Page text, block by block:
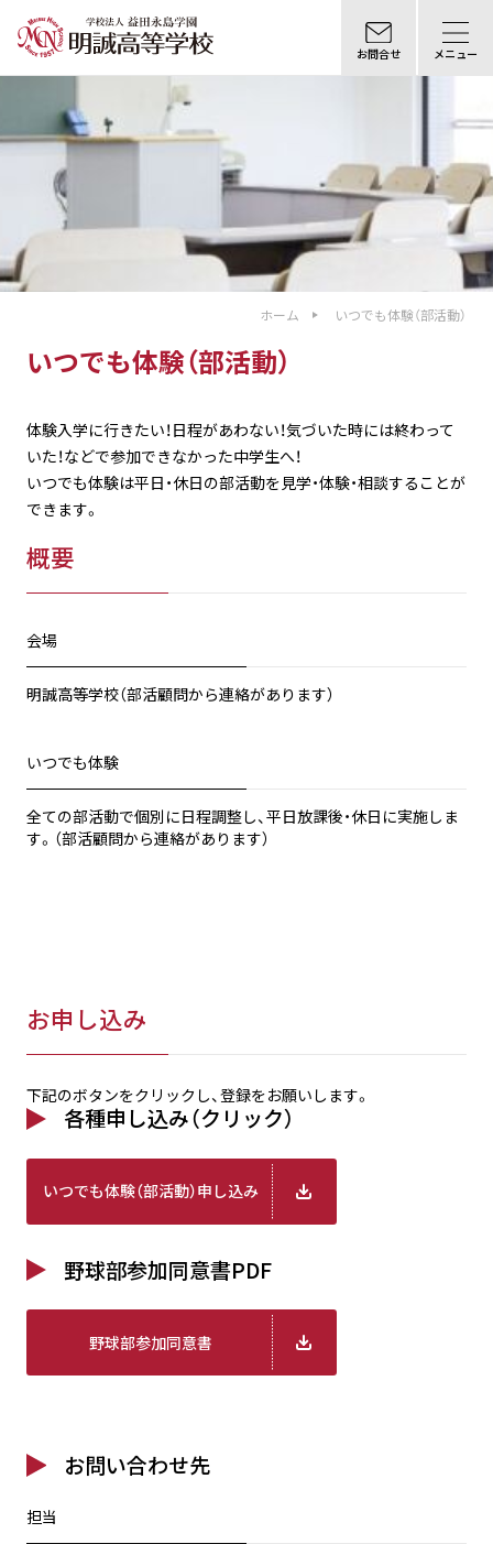
お問合せ メニュー
ホーム いつでも体験（部活動）
いつでも体験（部活動）
体験入学に行きたい！日程があわない！気づいた時には終わって
いた！などで参加できなかった中学生へ！
いつでも体験は平日・休日の部活動を見学・体験・相談することが
できます。
概要
会場
明誠高等学校（部活顧問から連絡があります）
いつでも体験
全ての部活動で個別に日程調整し、平日放課後・休日に実施しま
す。（部活顧問から連絡があります）
お申し込み
下記のボタンをクリックし、登録をお願いします。
各種申し込み（クリック）
いつでも体験（部活動）申し込み
野球部参加同意書PDF
野球部参加同意書
お問い合わせ先
担当